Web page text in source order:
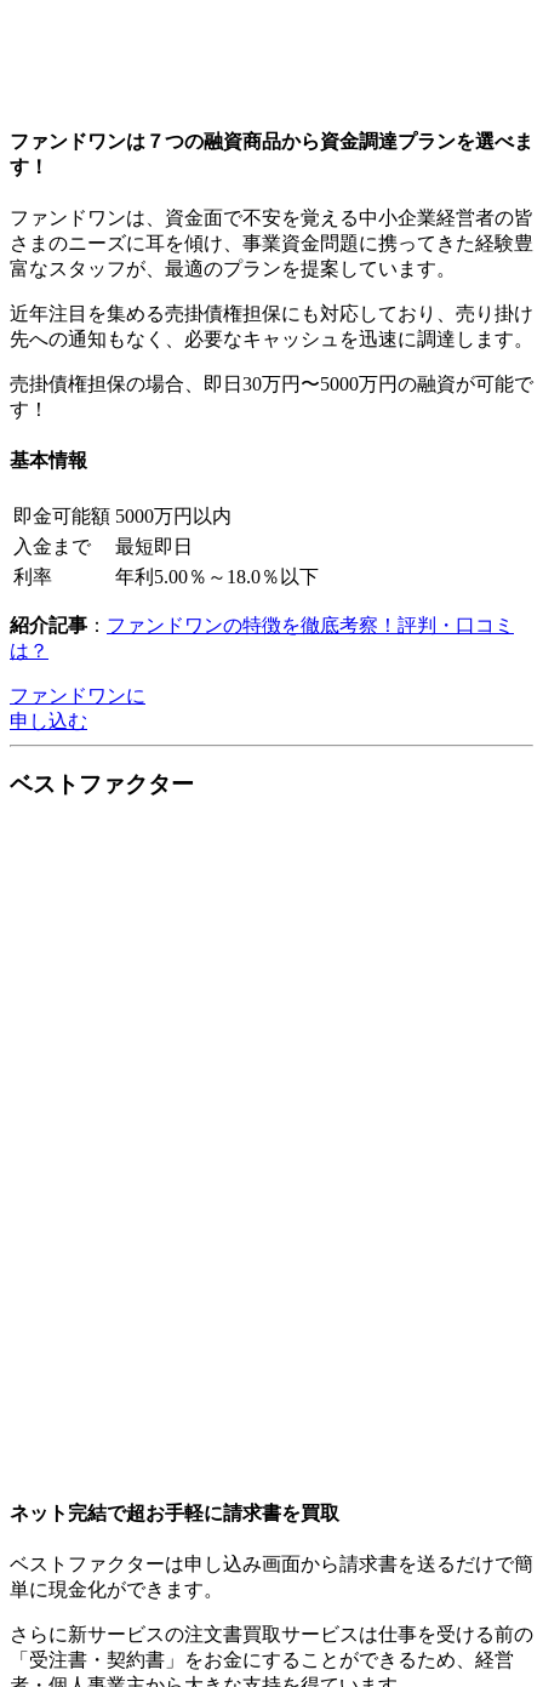
ファンドワンは７つの融資商品から資金調達プランを選べま
す！
ファンドワンは、資金面で不安を覚える中小企業経営者の皆
さまのニーズに耳を傾け、事業資金問題に携ってきた経験豊
富なスタッフが、最適のプランを提案しています。
近年注目を集める売掛債権担保にも対応しており、売り掛け
先への通知もなく、必要なキャッシュを迅速に調達します。
売掛債権担保の場合、即日30万円〜5000万円の融資が可能で
す！
基本情報
即金可能額 5000万円以内
入金まで
最短即日
利率
年利5.00％～18.0％以下
紹介記事 ： ファンドワンの特徴を徹底考察！評判・口コミ
は？
ファンドワンに
申し込む
ベストファクター
ネット完結で超お手軽に請求書を買取
ベストファクターは申し込み画面から請求書を送るだけで簡
単に現金化ができます。
さらに新サービスの注文書買取サービスは仕事を受ける前の
「受注書・契約書」をお金にすることができるため、経営